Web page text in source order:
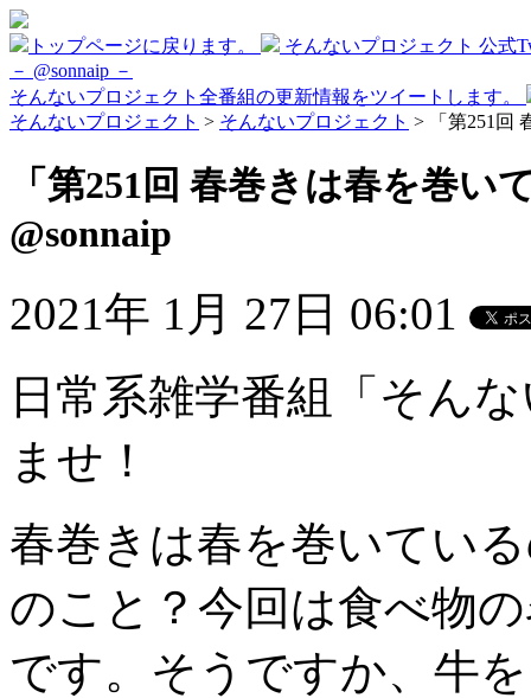
トップページに戻ります。
そんないプロジェクト 公式
－ @sonnaip －
そんないプロジェクト全番組の更新情報をツイートします。
そんないプロジェクト > そんないプロジェクト > 「第251回
「第251回 春巻きは春を巻
@sonnaip
2021年 1月 27日 06:01
日常系雑学番組「そん
ませ！
春巻きは春を巻いてい
のこと？今回は食べ物
です。そうですか、牛